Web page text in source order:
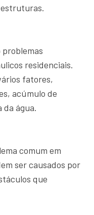
residenciais.
fatores,
acúmulo de
da água.
comum em
ser causados por
que